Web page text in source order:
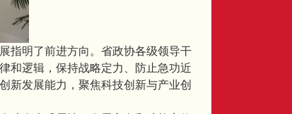
指明了前进方向。省政协各级领导干
和逻辑，保持战略定力、防止急功近
新发展能力，聚焦科技创新与产业创